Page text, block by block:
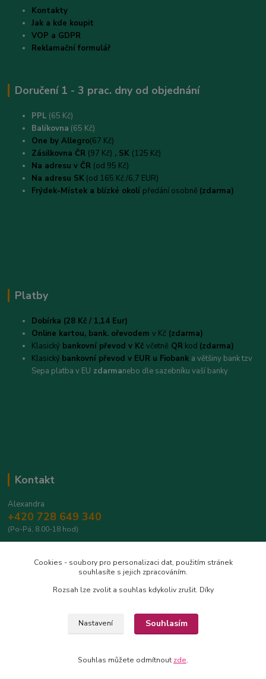
Kontakty
Jak a kde koupit
VOP a GDPR
Reklamační formulář
Doručení 1 - 3 prac. dny od objednání
PPL (65 Kč)
Balíkovna (65 Kč)
One by Allegro(67 Kč)
Zásilkovna ČR (97 Kč) , SK (125 Kč)
Na adresu v ČR (od 95 Kč)
Na adresu SK (od 165 Kč /6,7 EUR)
Frýdek-Místek a blízké okolí předání osobně (zdarma)
Platby
Dobírka (28 Kč / 1,14 Eur)
Online kartou, bank. ořevodemv Kč (zdarma)
Klasický bankovní převod v Kčvčetně QR kod (zdarma)
Klasický bankovní převod v EUR u Fiobank a většiny bank tzv
Sepa platba v EU zdarmanebo dle sazebníku vaší banky
Kontakt
Alexandra
+420 728 649 340
(Po-Pá, 8.00-18 hod)
Upravit sběr cookies.
Cookies - soubory pro personalizaci dat, použitím stránek
souhlasíte s jejich zpracováním.
Rozsah lze zvolit a souhlas kdykoliv zrušit. Díky
Nastavení Souhlasím
Souhlas můžete odmítnout zde.